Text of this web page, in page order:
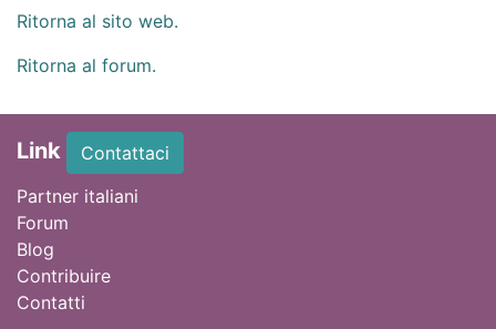
Ritorna al sito web.
Ritorna al forum.
Link
Contattaci
Partner italiani
Forum
Blog
Contribuire
Contatti